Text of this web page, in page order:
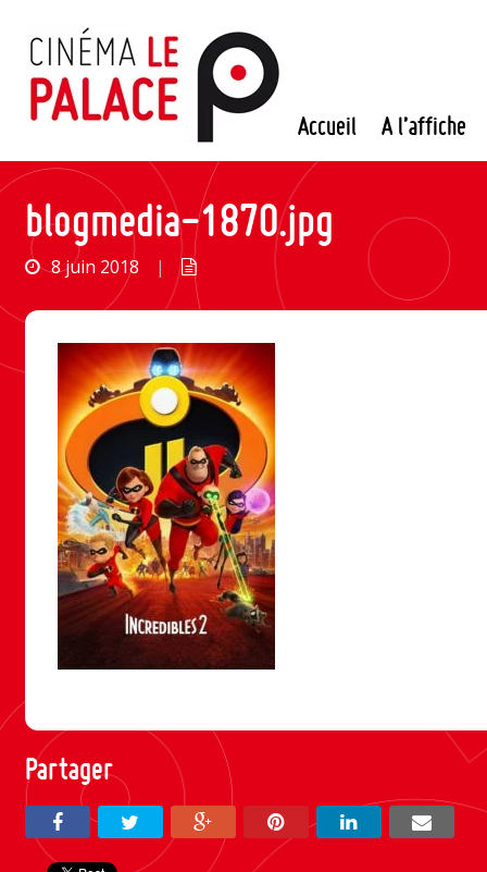
contenu
Accueil A l’affiche
blogmedia-1870.jpg
8 juin 2018 |
Partager